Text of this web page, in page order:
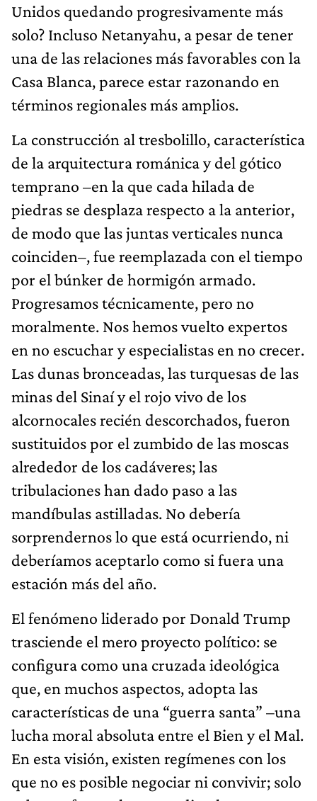
Unidos quedando progresivamente más
solo? Incluso Netanyahu, a pesar de tener
una de las relaciones más favorables con la
Casa Blanca, parece estar razonando en
términos regionales más amplios.
La construcción al tresbolillo, característica
de la arquitectura románica y del gótico
temprano –en la que cada hilada de
piedras se desplaza respecto a la anterior,
de modo que las juntas verticales nunca
coinciden–, fue reemplazada con el tiempo
por el búnker de hormigón armado.
Progresamos técnicamente, pero no
moralmente. Nos hemos vuelto expertos
en no escuchar y especialistas en no crecer.
Las dunas bronceadas, las turquesas de las
minas del Sinaí y el rojo vivo de los
alcornocales recién descorchados, fueron
sustituidos por el zumbido de las moscas
alrededor de los cadáveres; las
tribulaciones han dado paso a las
mandíbulas astilladas. No debería
sorprendernos lo que está ocurriendo, ni
deberíamos aceptarlo como si fuera una
estación más del año.
El fenómeno liderado por Donald Trump
trasciende el mero proyecto político: se
configura como una cruzada ideológica
que, en muchos aspectos, adopta las
características de una “guerra santa” –una
lucha moral absoluta entre el Bien y el Mal.
En esta visión, existen regímenes con los
que no es posible negociar ni convivir; solo